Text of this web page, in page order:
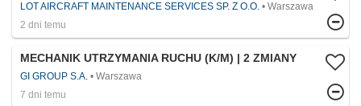
LOT AIRCRAFT MAINTENANCE SERVICES SP. Z O.O.
Warszawa
2 dni temu
MECHANIK UTRZYMANIA RUCHU (K/M) | 2 ZMIANY
GI GROUP S.A.
Warszawa
7 dni temu